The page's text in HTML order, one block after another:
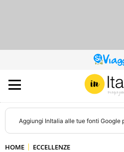
SITO
DI
Aggiungi InItalia alle tue fonti Google
HOME ECCELLENZE